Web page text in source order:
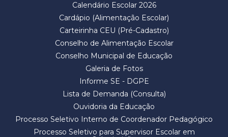
Calendário Escolar 2026
Cardápio (Alimentação Escolar)
Carteirinha CEU (Pré-Cadastro)
Conselho de Alimentação Escolar
Conselho Municipal de Educação
Galeria de Fotos
Informe SE - DGPE
Lista de Demanda (Consulta)
Ouvidoria da Educação
Processo Seletivo Interno de Coordenador Pedagógico
Processo Seletivo para Supervisor Escolar em